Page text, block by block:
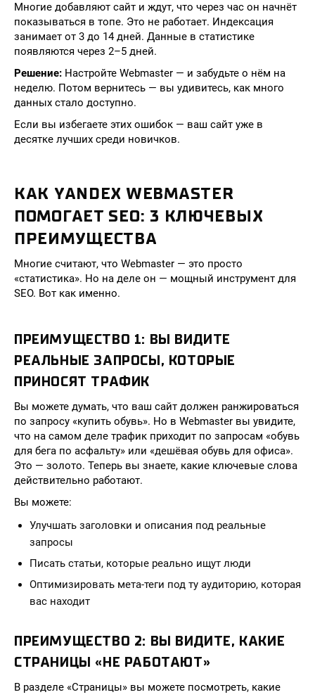
Многие добавляют сайт и ждут, что через час он начнёт
показываться в топе. Это не работает. Индексация
занимает от 3 до 14 дней. Данные в статистике
появляются через 2–5 дней.
Решение: Настройте Webmaster — и забудьте о нём на
неделю. Потом вернитесь — вы удивитесь, как много
данных стало доступно.
Если вы избегаете этих ошибок — ваш сайт уже в
десятке лучших среди новичков.
КАК YANDEX WEBMASTER
ПОМОГАЕТ SEO: 3 КЛЮЧЕВЫХ
ПРЕИМУЩЕСТВА
Многие считают, что Webmaster — это просто
«статистика». Но на деле он — мощный инструмент для
SEO. Вот как именно.
ПРЕИМУЩЕСТВО 1: ВЫ ВИДИТЕ
РЕАЛЬНЫЕ ЗАПРОСЫ, КОТОРЫЕ
ПРИНОСЯТ ТРАФИК
Вы можете думать, что ваш сайт должен ранжироваться
по запросу «купить обувь». Но в Webmaster вы увидите,
что на самом деле трафик приходит по запросам «обувь
для бега по асфальту» или «дешёвая обувь для офиса».
Это — золото. Теперь вы знаете, какие ключевые слова
действительно работают.
Вы можете:
Улучшать заголовки и описания под реальные
запросы
Писать статьи, которые реально ищут люди
Оптимизировать мета-теги под ту аудиторию, которая
вас находит
ПРЕИМУЩЕСТВО 2: ВЫ ВИДИТЕ, КАКИЕ
СТРАНИЦЫ «НЕ РАБОТАЮТ»
В разделе «Страницы» вы можете посмотреть, какие